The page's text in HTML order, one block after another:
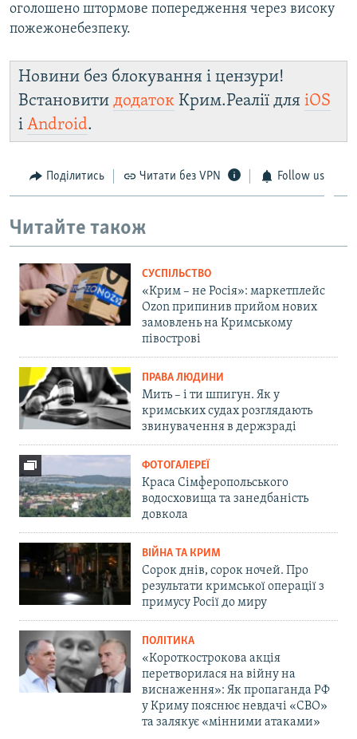
оголошено штормове попередження через високу
пожежонебезпеку.
Новини без блокування і цензури!
Встановити додаток Крим.Реалії для iOS
і Android.
Поділитись Читати без VPN Follow us
Читайте також
СУСПІЛЬСТВО
«Крим – не Росія»: маркетплейс
Ozon припинив прийом нових
замовлень на Кримському
півострові
ПРАВА ЛЮДИНИ
Мить – і ти шпигун. Як у
кримських судах розглядають
звинувачення в держзраді
ФОТОГАЛЕРЕЇ
Краса Сімферопольського
водосховища та занедбаність
довкола
ВІЙНА ТА КРИМ
Сорок днів, сорок ночей. Про
результати кримської операції з
примусу Росії до миру
ПОЛІТИКА
«Короткострокова акція
перетворилася на війну на
виснаження»: Як пропаганда РФ
у Криму пояснює невдачі «СВО»
та залякує «мінними атаками»